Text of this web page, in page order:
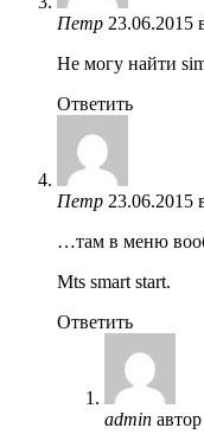
Петр 23.06.2015
Не могу найти
Ответить
Петр 23.06.2015
…там в меню
Mts smart start.
Ответить
admin автор